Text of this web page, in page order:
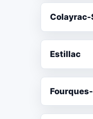
Estillac